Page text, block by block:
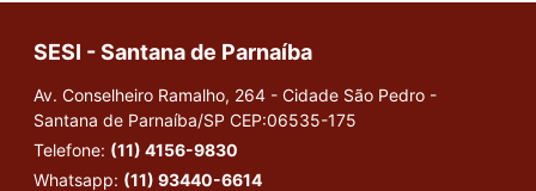
SESI - Santana de Parnaíba
Av. Conselheiro Ramalho, 264 - Cidade São Pedro -
Santana de Parnaíba/SP CEP:06535-175
Telefone: (11) 4156-9830
Whatsapp: (11) 93440-6614